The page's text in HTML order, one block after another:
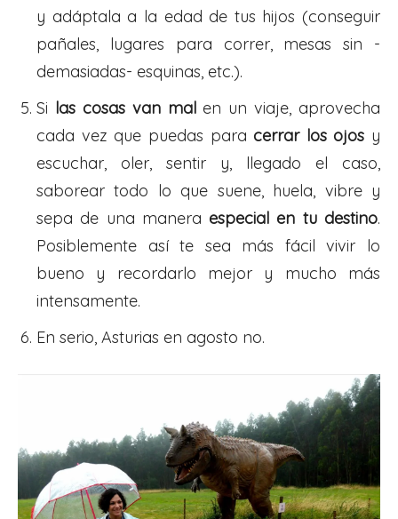
y adáptala a la edad de tus hijos (conseguir
pañales, lugares para correr, mesas sin -
demasiadas- esquinas, etc.).
Si las cosas van malen un viaje, aprovecha
cada vez que puedas para cerrar los ojos y
escuchar, oler, sentir y, llegado el caso,
saborear todo lo que suene, huela, vibre y
sepa de una manera especial en tu destino.
Posiblemente así te sea más fácil vivir lo
bueno y recordarlo mejor y mucho más
intensamente.
En serio, Asturias en agosto no.